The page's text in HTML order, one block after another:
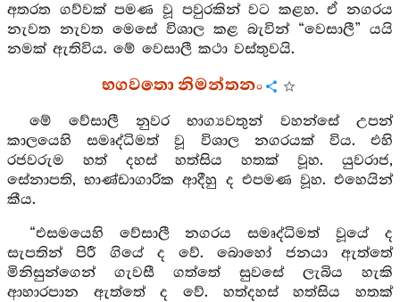
අතරත ගව්වක් පමණ වූ පවුරකින් වට කළහ. ඒ නගරය
නැවත නැවත මෙසේ විශාල කළ බැවින් “වෙසාලී” යයි
නමක් ඇතිවිය. මේ වෙසාලී කථා වස්තුවයි.
භගවතො නිමන්තනං
මේ වේසාලී නුවර භාග්‍යවතුන් වහන්සේ උපන්
කාලයෙහි සමෘද්ධිමත් වූ විශාල නගරයක් විය. එහි
රජවරුම හත් දහස් හත්සිය හතක් වූහ. යුවරාජ,
සේනාපති, භාණ්ඩාගාරික ආදීහු ද එපමණ වූහ. එහෙයින්
කීය.
“එසමයෙහි වේසාලී නගරය සමෘද්ධිමත් වූයේ ද
සැපතින් පිරී ගියේ ද වේ. බොහෝ ජනයා ඇත්තේ
මිනිසුන්ගෙන් ගැවසී ගත්තේ සුවසේ ලැබිය හැකි
ආහාරපාන ඇත්තේ ද වේ. හත්දහස් හත්සිය හතක්